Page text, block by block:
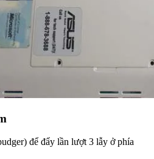
để đẩy lần lượt 3 lẫy ở phía